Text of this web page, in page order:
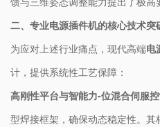
二、专业电源插件机的核心技术突
为应对上述行业痛点，现代高端电
计，提供系统性工艺保障：
高刚性平台与智能力-位混合伺服
型焊接框架，确保动态稳定性。